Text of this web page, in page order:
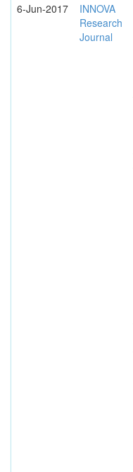
6-Jun-2017
INNOVA
Research
Journal